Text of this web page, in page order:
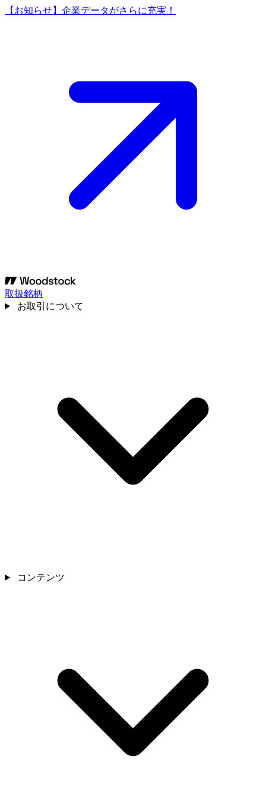
【お知らせ】企業データがさらに充実！
取扱銘柄
お取引について
コンテンツ